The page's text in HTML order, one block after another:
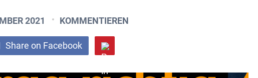
2021 KOMMENTIEREN
Share on Facebook